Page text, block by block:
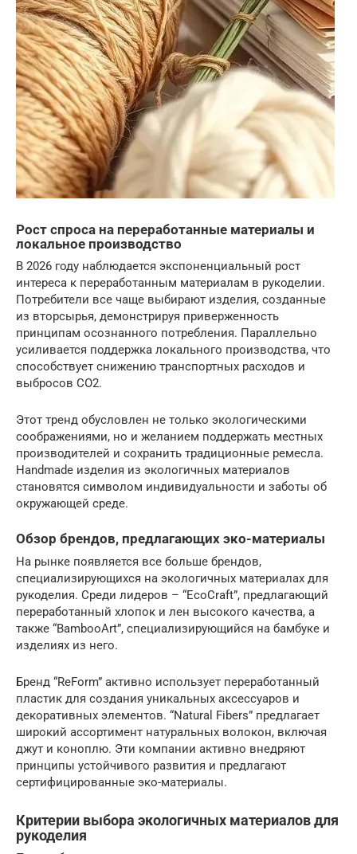
Рост спроса на переработанные материалы и
локальное производство
В 2026 году наблюдается экспоненциальный рост
интереса к переработанным материалам в рукоделии.
Потребители все чаще выбирают изделия, созданные
из вторсырья, демонстрируя приверженность
принципам осознанного потребления. Параллельно
усиливается поддержка локального производства, что
способствует снижению транспортных расходов и
выбросов CO2.
Этот тренд обусловлен не только экологическими
соображениями, но и желанием поддержать местных
производителей и сохранить традиционные ремесла.
Handmade изделия из экологичных материалов
становятся символом индивидуальности и заботы об
окружающей среде.
Обзор брендов, предлагающих эко-материалы
На рынке появляется все больше брендов,
специализирующихся на экологичных материалах для
рукоделия. Среди лидеров – “EcoCraft”, предлагающий
переработанный хлопок и лен высокого качества, а
также “BambooArt”, специализирующийся на бамбуке и
изделиях из него.
Бренд “ReForm” активно использует переработанный
пластик для создания уникальных аксессуаров и
декоративных элементов. “Natural Fibers” предлагает
широкий ассортимент натуральных волокон, включая
джут и коноплю. Эти компании активно внедряют
принципы устойчивого развития и предлагают
сертифицированные эко-материалы.
Критерии выбора экологичных материалов для
рукоделия